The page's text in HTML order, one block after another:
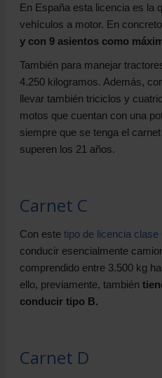
En España esta licencia es la
vehículos a motor. En
y con 9 asientos como
También para manejar
4.250 kilogramos. Además,
llevar también triciclos y
motos que cuentan con una
siempre que se tenga el
superen los 21 años.
Carnet C
Con este tipo de licencia clase
conducir esencialmente
comprendido entre 3.500 kg
ello, previamente, también
conducir tipo B.
Carnet D